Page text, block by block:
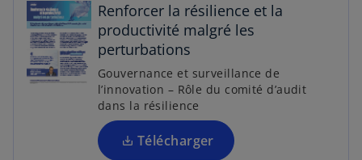
Renforcer la résilience et la
productivité malgré les
perturbations
Gouvernance et surveillance de
l’innovation – Rôle du comité d’audit
dans la résilience
Télécharger
e
d
a
n
s
u
n
n